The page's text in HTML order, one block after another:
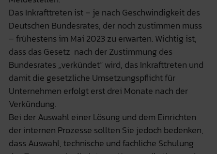
Das Inkrafttreten ist – je nach Geschwindigkeit des
Deutschen Bundesrates, der noch zustimmen muss
– frühestens im Mai 2023 zu erwarten. Wichtig ist,
dass das Gesetz nach der Zustimmung des
Bundesrates „verkündet“ wird, das Inkrafttreten und
damit die gesetzliche Umsetzungspflicht für
Unternehmen erfolgt erst drei Monate nach der
Verkündung.
Bei der Auswahl einer Lösung und dem Einrichten
der internen Prozesse sollten Sie jedoch bedenken,
dass Auswahl, technische und fachliche Schulung